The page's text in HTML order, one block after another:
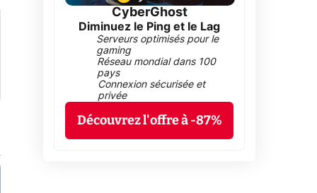
CyberGhost
Diminuez le Ping et le Lag
Serveurs optimisés pour le
gaming
Réseau mondial dans 100
pays
Connexion sécurisée et
privée
Découvrez l'offre à -87%